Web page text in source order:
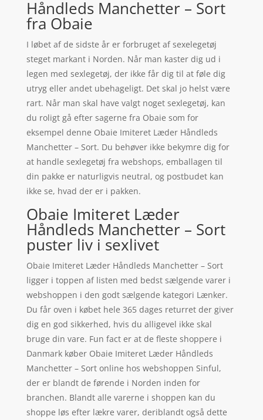
Håndleds Manchetter – Sort
fra Obaie
I løbet af de sidste år er forbruget af sexelegetøj
steget markant i Norden. Når man kaster dig ud i
legen med sexlegetøj, der ikke får dig til at føle dig
utryg eller andet ubehageligt. Det skal jo helst være
rart. Når man skal have valgt noget sexlegetøj, kan
du roligt gå efter sagerne fra Obaie som for
eksempel denne Obaie Imiteret Læder Håndleds
Manchetter – Sort. Du behøver ikke bekymre dig for
at handle sexlegetøj fra webshops, emballagen til
din pakke er naturligvis neutral, og postbudet kan
ikke se, hvad der er i pakken.
Obaie Imiteret Læder
Håndleds Manchetter – Sort
puster liv i sexlivet
Obaie Imiteret Læder Håndleds Manchetter – Sort
ligger i toppen af listen med bedst sælgende varer i
webshoppen i den godt sælgende kategori Lænker.
Du får oven i købet hele 365 dages returret der giver
dig en god sikkerhed, hvis du alligevel ikke skal
bruge din vare. Fun fact er at de fleste shoppere i
Danmark køber Obaie Imiteret Læder Håndleds
Manchetter – Sort online hos webshoppen Sinful,
der er blandt de førende i Norden inden for
branchen. Blandt alle varerne i shoppen kan du
shoppe løs efter lækre varer, deriblandt også dette